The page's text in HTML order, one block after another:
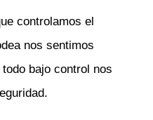
controlamos el
nos sentimos
bajo control nos